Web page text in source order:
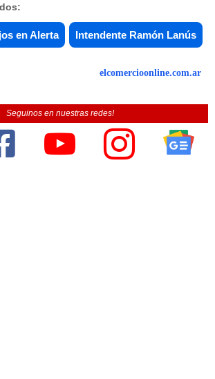
en Alerta Intendente Ramón Lanús
elcomercioonline.com.ar
Seguinos en nuestras redes!